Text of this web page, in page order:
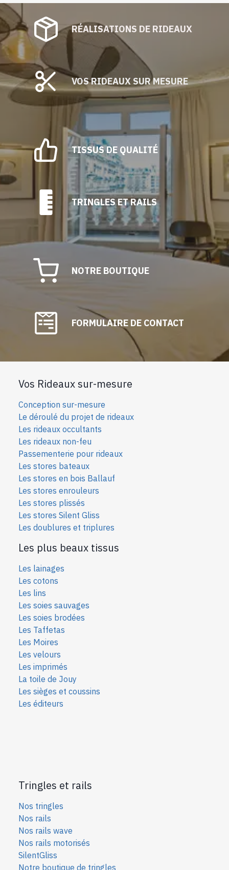
RÉALISATIONS DE RIDEAUX
VOS RIDEAUX SUR MESURE
TISSUS DE QUALITÉ
TRINGLES ET RAILS
NOTRE BOUTIQUE
FORMULAIRE DE CONTACT
Vos Rideaux sur-mesure
Conception sur-mesure
Le déroulé du projet de rideaux
Les rideaux occultants
Les rideaux non-feu
Passementerie pour rideaux
Les stores bateaux
Les stores en bois Ballauf
Les stores enrouleurs
Les stores plissés
Les stores Silent Gliss
Les doublures et triplures
Les plus beaux tissus
Les lainages
Les cotons
Les lins
Les soies sauvages
Les soies brodées
Les Taffetas
Les Moires
Les velours
Les imprimés
La toile de Jouy
Les sièges et coussins
Les éditeurs
Tringles et rails
Nos tringles
Nos rails
Nos rails wave
Nos rails motorisés
SilentGliss
Notre boutique de tringles